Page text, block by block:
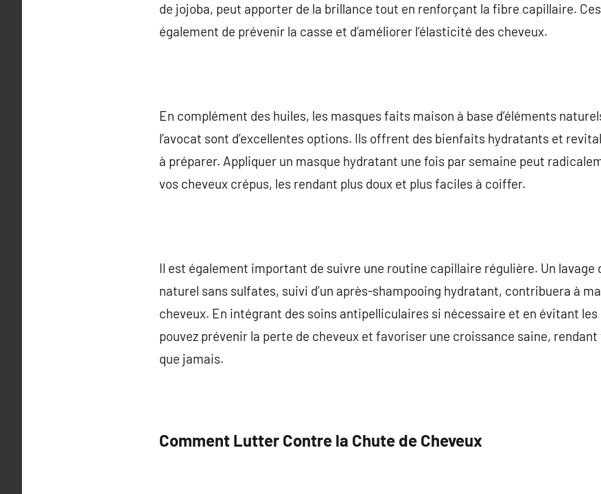
de jojoba, peut apporter de la brillance tout en renforçant la fibre capillaire.
également de prévenir la casse et d’améliorer l’élasticité des cheveux.
En complément des huiles, les masques faits maison à base d’éléments
l’avocat sont d’excellentes options. Ils offrent des bienfaits hydratants et
à préparer. Appliquer un masque hydratant une fois par semaine peut
vos cheveux crépus, les rendant plus doux et plus faciles à coiffer.
Il est également important de suivre une routine capillaire régulière. Un lavage
naturel sans sulfates, suivi d’un après-shampooing hydratant, contribuera à
cheveux. En intégrant des soins antipelliculaires si nécessaire et en évitant
pouvez prévenir la perte de cheveux et favoriser une croissance saine,
que jamais.
Comment Lutter Contre la Chute de Cheveux